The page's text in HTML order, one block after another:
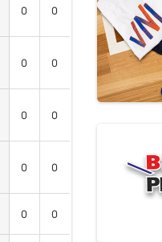
0 0
0 0
0 0
0 0
0 0